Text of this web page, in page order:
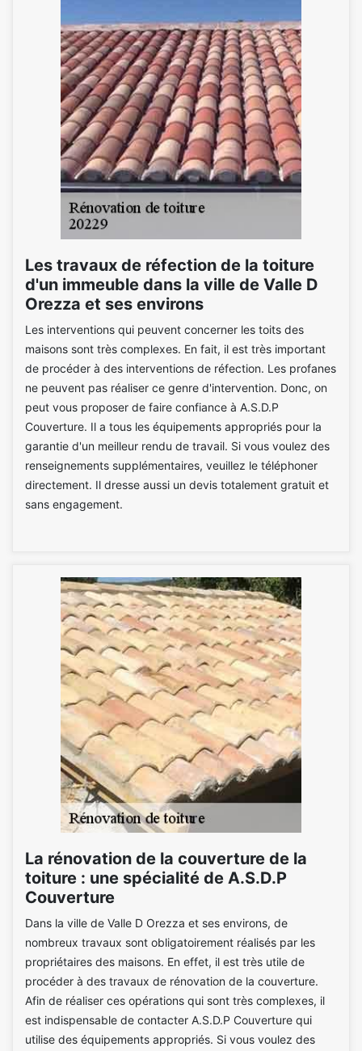
Les travaux de réfection de la toiture
d'un immeuble dans la ville de Valle D
Orezza et ses environs
Les interventions qui peuvent concerner les toits des
maisons sont très complexes. En fait, il est très important
de procéder à des interventions de réfection. Les profanes
ne peuvent pas réaliser ce genre d'intervention. Donc, on
peut vous proposer de faire confiance à A.S.D.P
Couverture. Il a tous les équipements appropriés pour la
garantie d'un meilleur rendu de travail. Si vous voulez des
renseignements supplémentaires, veuillez le téléphoner
directement. Il dresse aussi un devis totalement gratuit et
sans engagement.
La rénovation de la couverture de la
toiture : une spécialité de A.S.D.P
Couverture
Dans la ville de Valle D Orezza et ses environs, de
nombreux travaux sont obligatoirement réalisés par les
propriétaires des maisons. En effet, il est très utile de
procéder à des travaux de rénovation de la couverture.
Afin de réaliser ces opérations qui sont très complexes, il
est indispensable de contacter A.S.D.P Couverture qui
utilise des équipements appropriés. Si vous voulez des